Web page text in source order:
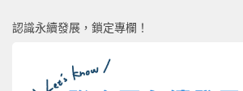
認識永續發展，鎖定專欄！